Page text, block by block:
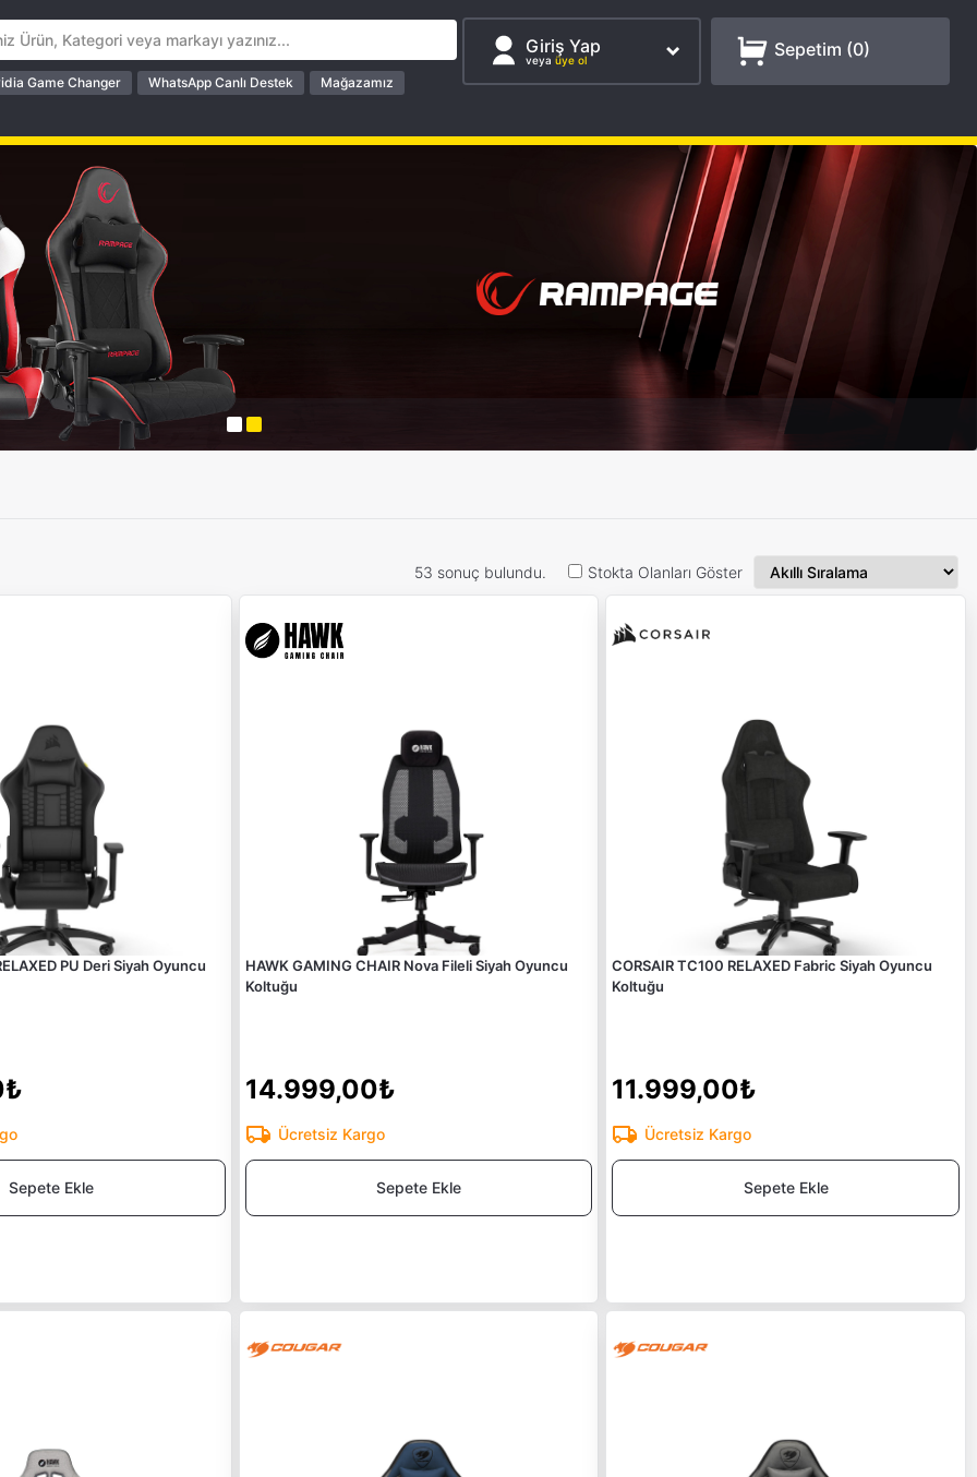
Game Changer WhatsApp Canlı Destek
Mağazamız
Giriş Yap
veya üye ol Sepetim (0)
53 sonuç bulundu. Stokta Olanları Göster
PU Deri Siyah Oyuncu
Sepete Ekle
HAWK GAMING CHAIR Nova Fileli Siyah Oyuncu
Koltuğu
14.999,00₺
Ücretsiz Kargo
Sepete Ekle
CORSAIR TC100 RELAXED Fabric Siyah Oyuncu
Koltuğu
11.999,00₺
Ücretsiz Kargo
Sepete Ekle